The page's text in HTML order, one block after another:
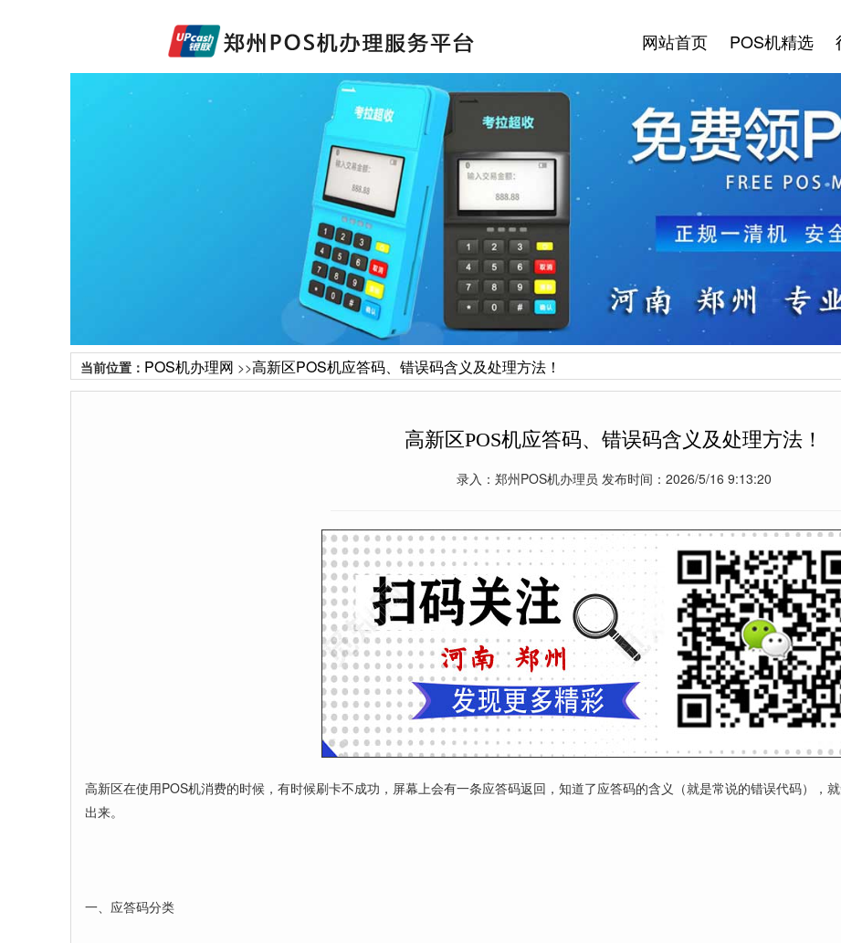
网站首页 POS机精选
当前位置： POS机办理网 >>高新区POS机应答码、错误码含义及处理方法！
高新区POS机应答码、错误码含义及处理方法！
录入：郑州POS机办理员 发布时间：2026/5/16 9:13:20
高新区在使用POS机消费的时候，有时候刷卡不成功，屏幕上会有一条应答码返回，知道了应答码的含义（就是常说的错误代码），
出来。
一、应答码分类